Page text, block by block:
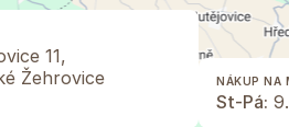
11,
Žehrovice
NÁKUP NA
St-Pá: